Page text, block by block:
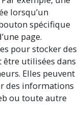
lorsqu’un
spécifique
page.
pour stocker des
utilisées dans
Elles peuvent
des informations
ou toute autre